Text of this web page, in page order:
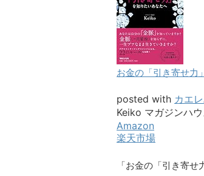
お金の「引き寄せ力
posted with カエ
Keiko マガジンハ
Amazon
楽天市場
「お金の「引き寄